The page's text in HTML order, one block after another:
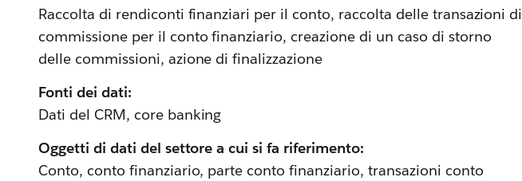
Raccolta di rendiconti finanziari per il conto, raccolta delle transazioni di
commissione per il conto finanziario, creazione di un caso di storno
delle commissioni, azione di finalizzazione
Fonti dei dati:
Dati del CRM, core banking
Oggetti di dati del settore a cui si fa riferimento:
Conto, conto finanziario, parte conto finanziario, transazioni conto